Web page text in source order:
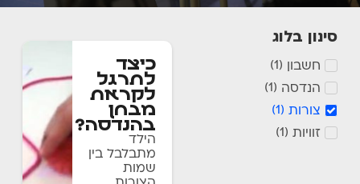
סינון בלוג
חשבון (
1
)
הנדסה (
1
)
צורות (
1
)
זוויות (
1
)
כיצד
לתרגל
לקראת
מבחן
בהנדסה?
הילד
מתבלבל בין
שמות